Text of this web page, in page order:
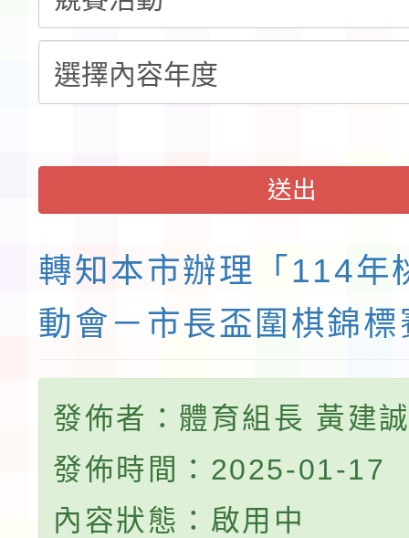
域)，申請變更地點
會活動流程表
函轉桃園市童軍會辦理
童軍小隊長訓練營活動
送出
轉知本市辦理「114年
動會－市長盃圍棋錦標
發佈者：體育組長 黃建
發佈時間：2025-01-17
內容狀態：啟用中